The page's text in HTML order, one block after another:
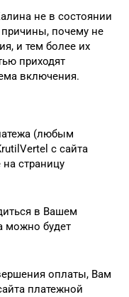
не в состоянии
причины, почему не
и тем более их
приходят
включения.
(любым
с сайта
страницу
в Вашем
можно будет
оплаты, Вам
платежной